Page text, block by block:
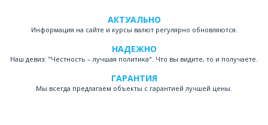
АКТУАЛЬНО
Информация на сайте и курсы валют регулярно обновляются.
НАДЕЖНО
Наш девиз: "Честность – лучшая политика". Что вы видите, то и получаете.
ГАРАНТИЯ
Мы всегда предлагаем объекты с гарантией лучшей цены.